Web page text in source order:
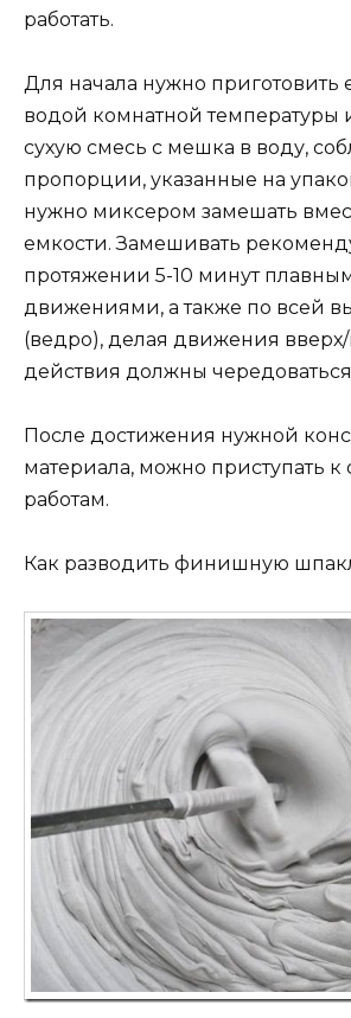
работать.
Для начала нужно приготовить
водой комнатной температуры
сухую смесь с мешка в воду,
пропорции, указанные на
нужно миксером замешать
емкости. Замешивать
протяжении 5-10 минут
движениями, а также по всей
(ведро), делая движения вверх/
действия должны
После достижения нужной
материала, можно приступать к
работам.
Как разводить финишную